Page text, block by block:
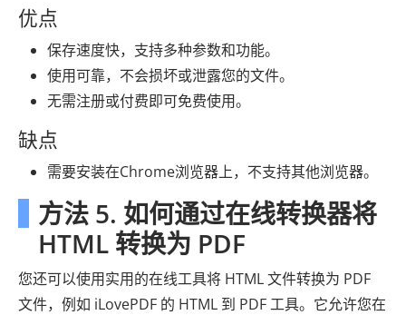
优点
保存速度快，支持多种参数和功能。
使用可靠，不会损坏或泄露您的文件。
无需注册或付费即可免费使用。
缺点
需要安装在Chrome浏览器上，不支持其他浏览器。
方法 5. 如何通过在线转换器将
HTML 转换为 PDF
您还可以使用实用的在线工具将 HTML 文件转换为 PDF
文件，例如 iLovePDF 的 HTML 到 PDF 工具。它允许您在